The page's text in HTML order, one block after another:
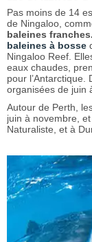
Pas moins de 14
de Ningaloo,
baleines franches.
baleines à bosse
Ningaloo Reef.
eaux chaudes,
pour l’Antarctique.
organisées de juin
Autour de Perth,
juin à novembre,
Naturaliste, et à